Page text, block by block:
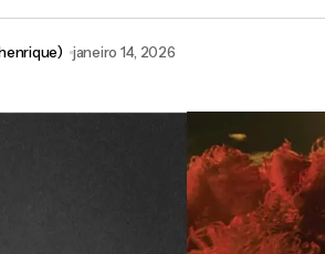
janeiro 14, 2026